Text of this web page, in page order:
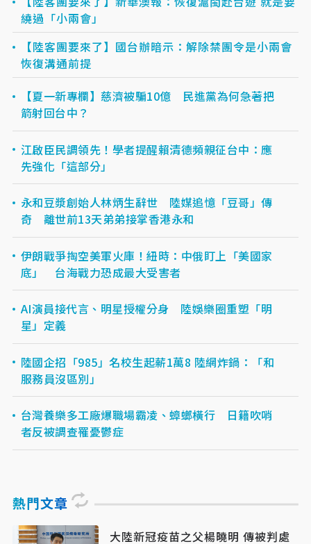
繞過「小兩會」
【陸客團要來了】國台辦暗示：解除禁團令是小兩會
恢復溝通前提
【夏一新專欄】慈濟被騙10億 民進黨為何急著把
箭射回台中？
江啟臣民調領先！學者提醒賴清德頻親征台中：應
先強化「這部分」
永和豆漿創始人林炳生辭世 陸媒追憶「豆哥」傳
奇 離世前13天弟弟接掌香港永和
伊朗戰爭掏空美軍火庫！紐時：中俄盯上「美國家
底」 台海戰力恐成最大受害者
AI演員接代言、明星授權分身 陸娛樂圈重塑「明
星」定義
陸國企招「985」名校生起薪1萬8 陸網炸鍋：「和
服務員沒區別」
台灣養樂多工廠爆職場霸凌、蟑螂橫行 日籍吹哨
者反被調查罹憂鬱症
熱門文章
大陸新冠疫苗之父楊曉明 傳被判處